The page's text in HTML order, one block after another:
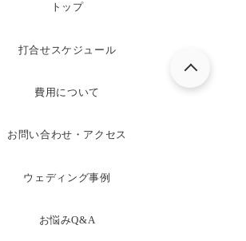
トップ
打合せスケジュール
費用について
お問い合わせ・アクセス
ウェディング事例
お悩みQ&A